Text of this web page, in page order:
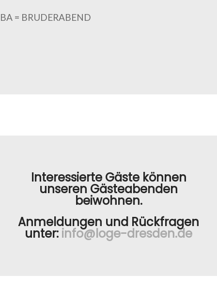
BA = BRUDERABEND
Interessierte Gäste können
unseren Gästeabenden
beiwohnen.
Anmeldungen und Rückfragen
unter: info@loge-dresden.de